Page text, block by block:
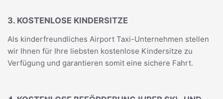
3. KOSTENLOSE KINDERSITZE
Als kinderfreundliches Airport Taxi-Unternehmen stellen
wir Ihnen für Ihre liebsten kostenlose Kindersitze zu
Verfügung und garantieren somit eine sichere Fahrt.